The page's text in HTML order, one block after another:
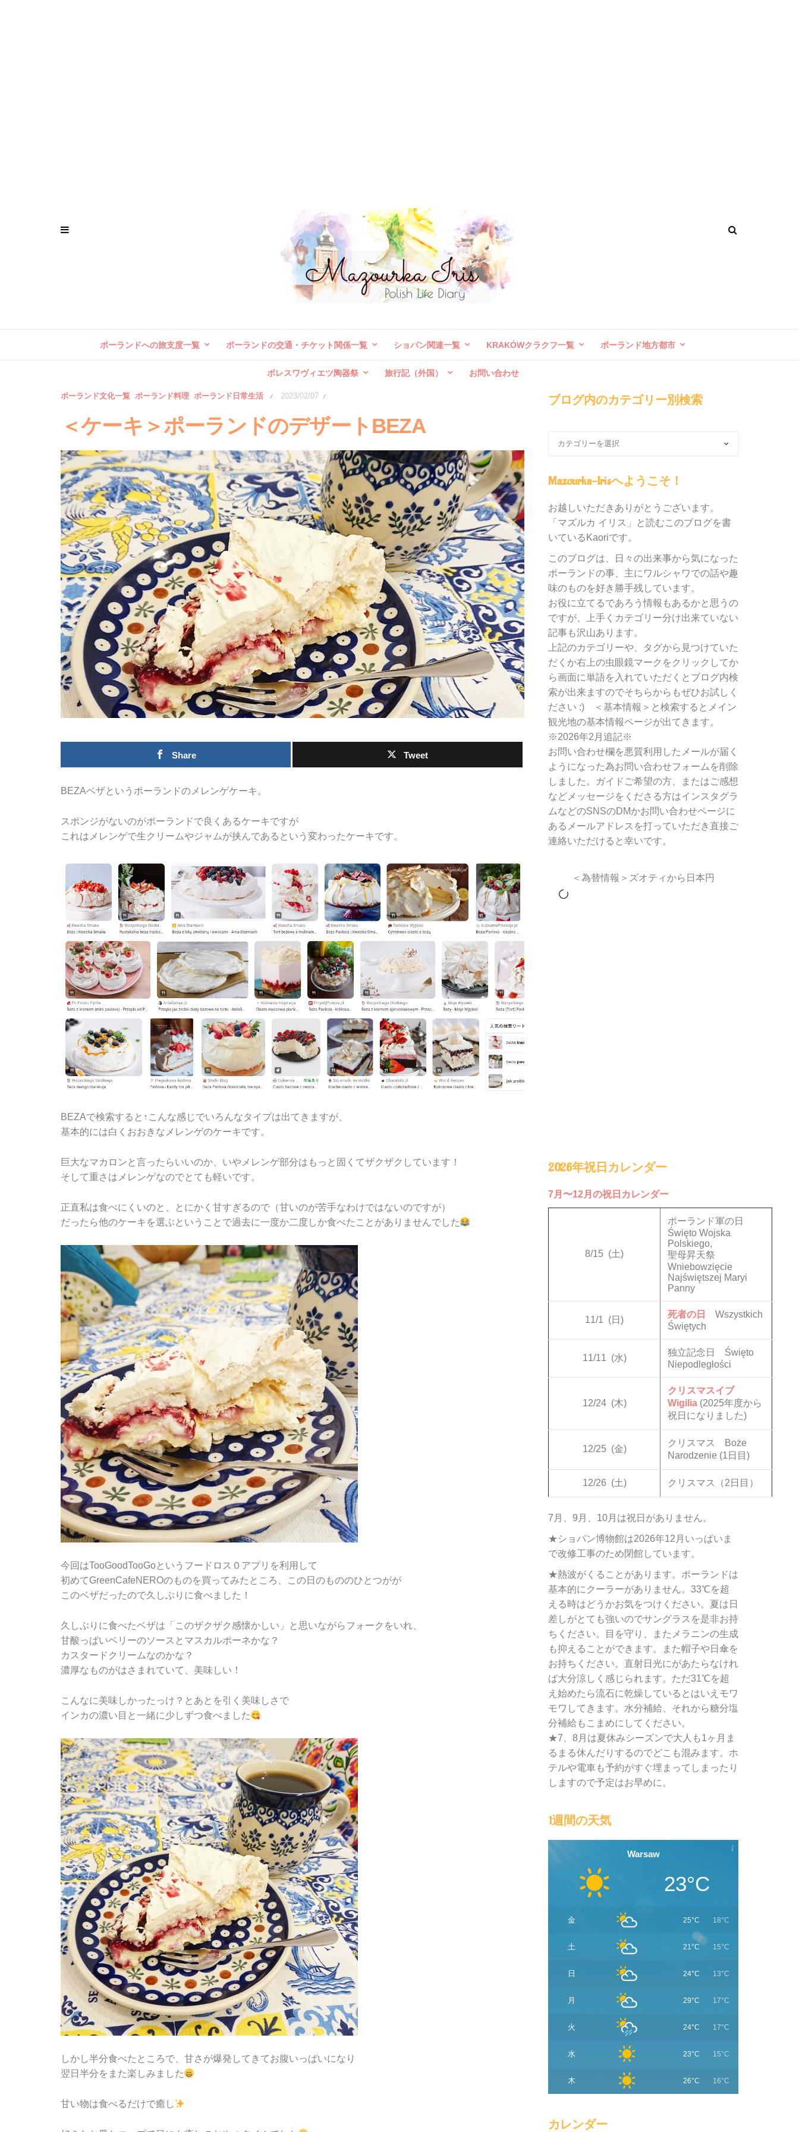
ポーランドへの旅支度一覧 ポーランドの交通・チケット関係一覧 ショパン関連一覧 KRAKÓWクラクフ一覧 ポーランド地方都市
ボレスワヴィエツ陶器祭 旅行記（外国） お問い合わせ
ポーランド文化一覧 ポーランド料理 ポーランド日常生活 / 2023/02/07 /
＜ケーキ＞ポーランドのデザートBEZA
Share Tweet
BEZAベザというポーランドのメレンゲケーキ。
スポンジがないのがポーランドで良くあるケーキですが
これはメレンゲで生クリームやジャムが挟んであるという変わったケーキです。
BEZAで検索すると↑こんな感じでいろんなタイプは出てきますが、
基本的には白くおおきなメレンゲのケーキです。
巨大なマカロンと言ったらいいのか、いやメレンゲ部分はもっと固くてザクザクしています！
そして重さはメレンゲなのでとても軽いです。
正直私は食べにくいのと、とにかく甘すぎるので（甘いのが苦手なわけではないのですが）
だったら他のケーキを選ぶということで過去に一度か二度しか食べたことがありませんでした
今回はTooGoodTooGoというフードロス０アプリを利用して
初めてGreenCafeNEROのものを買ってみたところ、この日のもののひとつがが
このベザだったので久しぶりに食べました！
久しぶりに食べたベザは「このザクザク感懐かしい」と思いながらフォークをいれ、
甘酸っぱいベリーのソースとマスカルポーネかな？
カスタードクリームなのかな？
濃厚なものがはさまれていて、美味しい！
こんなに美味しかったっけ？とあとを引く美味しさで
インカの濃い目と一緒に少しずつ食べました
しかし半分食べたところで、甘さが爆発してきてお腹いっぱいになり
翌日半分をまた楽しみました
甘い物は食べるだけで癒し
ブログ内のカテゴリー別検索
内
の
テ
ゴ
リ
別
検
索
Mazourka-Irisへようこそ！
お越しいただきありがとうございます。
「マズルカ イリス」と読むこのブログを書
いているKaoriです。
このブログは、日々の出来事から気になった
ポーランドの事、主にワルシャワでの話や趣
味のものを好き勝手残しています。
お役に立てるであろう情報もあるかと思うの
ですが、上手くカテゴリー分け出来ていない
記事も沢山あります。
上記のカテゴリーや、タグから見つけていた
だくか右上の虫眼鏡マークをクリックしてか
ら画面に単語を入れていただくとブログ内検
索が出来ますのでそちらからもぜひお試しく
ださい :) ＜基本情報＞と検索するとメイン
観光地の基本情報ページが出てきます。
※2026年2月追記※
お問い合わせ欄を悪質利用したメールが届く
ようになった為お問い合わせフォームを削除
しました。ガイドご希望の方、またはご感想
などメッセージをくださる方はインスタグラ
ムなどのSNSのDMかお問い合わせページに
あるメールアドレスを打っていただき直接ご
連絡いただけると幸いです。
＜為替情報＞ズオティから日本円
2026年祝日カレンダー
7月〜12月の祝日カレンダー
8/15 (土)
ポーランド軍の日
Święto Wojska
Polskiego,
聖母昇天祭
Wniebowzięcie
Najświętszej Maryi
Panny
11/1 (日)
死者の日
Wszystkich
Świętych
11/11 (水)
独立記念日 Święto
Niepodległości
12/24 (木)
クリスマスイブ
Wigilia (2025年度から
祝日になりました)
12/25 (金)
クリスマス Boże
Narodzenie (1日目)
12/26 (土) クリスマス（2日目）
7月、9月、10月は祝日がありません。
★ショパン博物館は2026年12月いっぱいま
で改修工事のため閉館しています。
★熱波がくることがあります。ポーランドは
基本的にクーラーがありません。33℃を超
える時はどうかお気をつけください。夏は日
差しがとても強いのでサングラスを是非お持
ちください。目を守り、またメラニンの生成
も抑えることができます。また帽子や日傘を
お持ちください。直射日光にがあたらなけれ
ば大分涼しく感じられます。ただ31℃を超
え始めたら流石に乾燥しているとはいえモワ
モワしてきます。水分補給、それから糖分塩
分補給もこまめにしてください。
★7、8月は夏休みシーズンで大人も1ヶ月ま
るまる休んだりするのでどこも混みます。ホ
テルや電車も予約がすぐ埋まってしまったり
しますので予定はお早めに。
1週間の天気
Warsaw
23°C
金 25°C 18°C
土 21°C 15°C
日 24°C 13°C
月 29°C 17°C
火 24°C 17°C
水 23°C 15°C
木 26°C 16°C
カレンダー